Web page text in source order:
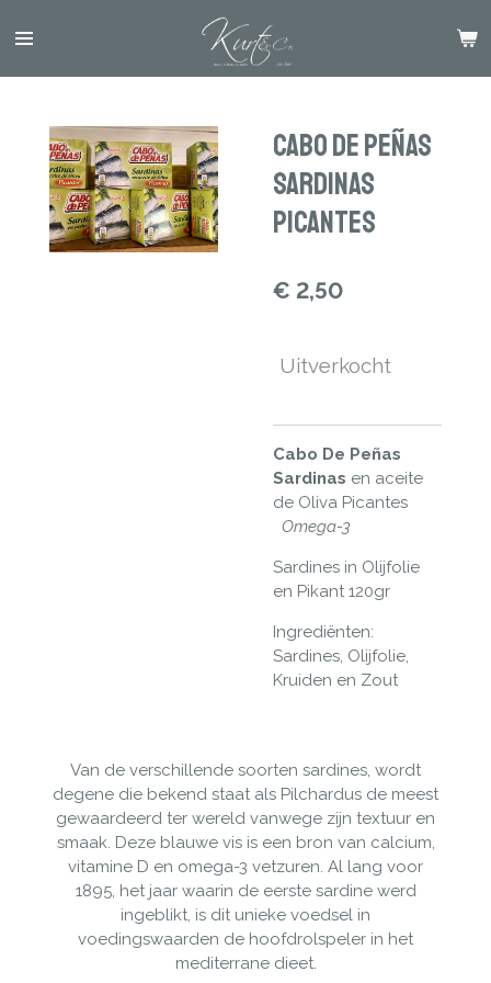
direct
Cabo De Peñas
Sardinas
Picantes
€ 2,50
Uitverkocht
Cabo De Peñas
Sardinas en aceite
de Oliva Picantes
Omega-3
Sardines in Olijfolie
en Pikant 120gr
Ingrediënten:
Sardines, Olijfolie,
Kruiden en Zout
Van de verschillende soorten sardines, wordt
degene die bekend staat als Pilchardus de meest
gewaardeerd ter wereld vanwege zijn textuur en
smaak. Deze blauwe vis is een bron van calcium,
vitamine D en omega-3 vetzuren. Al lang voor
1895, het jaar waarin de eerste sardine werd
ingeblikt, is dit unieke voedsel in
voedingswaarden de hoofdrolspeler in het
mediterrane dieet.